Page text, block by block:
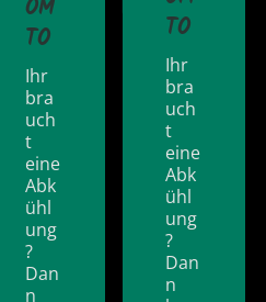
OM
TO
Ihr
bra
uch
t
eine
Abk
ühl
ung
?
Dan
n
TO
Ihr
bra
uch
t
eine
Abk
ühl
ung
?
Dan
n